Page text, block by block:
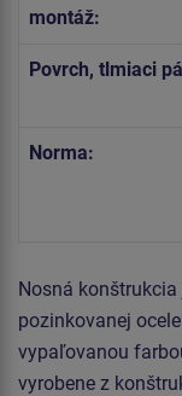
montáž:
Povrch, tlmiaci
Norma:
Nosná
pozinkovanej
vypaľovanou
vyrobene z